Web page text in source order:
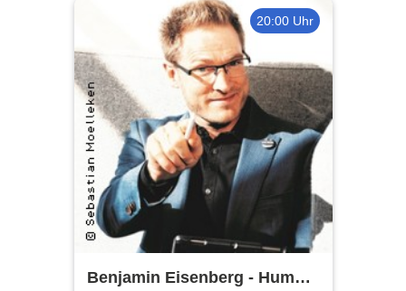
20:00 Uhr
Benjamin Eisenberg - Humor-